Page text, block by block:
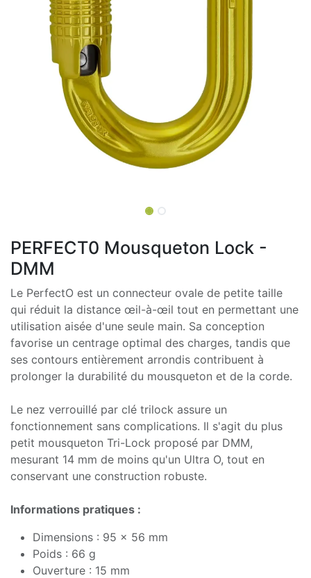
PERFECT0 Mousqueton Lock -
DMM
Le PerfectO est un connecteur ovale de petite taille
qui réduit la distance œil-à-œil tout en permettant une
utilisation aisée d'une seule main. Sa conception
favorise un centrage optimal des charges, tandis que
ses contours entièrement arrondis contribuent à
prolonger la durabilité du mousqueton et de la corde.
Le nez verrouillé par clé trilock assure un
fonctionnement sans complications. Il s'agit du plus
petit mousqueton Tri-Lock proposé par DMM,
mesurant 14 mm de moins qu'un Ultra O, tout en
conservant une construction robuste.
Informations pratiques :
Dimensions : 95 x 56 mm
Poids : 66 g
Ouverture : 15 mm